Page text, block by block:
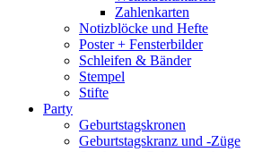
Zahlenkarten
Notizblöcke und Hefte
Poster + Fensterbilder
Schleifen & Bänder
Stempel
Stifte
Party
Geburtstagskronen
Geburtstagskranz und -Züge